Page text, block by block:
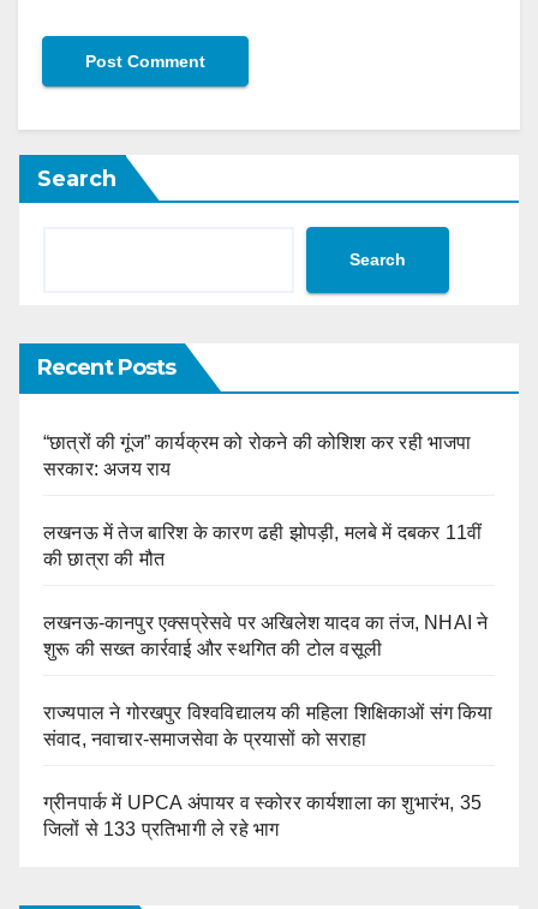
Search
Search
Recent Posts
“छात्रों की गूंज” कार्यक्रम को रोकने की कोशिश कर रही भाजपा
सरकार: अजय राय
लखनऊ में तेज बारिश के कारण ढही झोपड़ी, मलबे में दबकर 11वीं
की छात्रा की मौत
लखनऊ-कानपुर एक्सप्रेसवे पर अखिलेश यादव का तंज, NHAI ने
शुरू की सख्त कार्रवाई और स्थगित की टोल वसूली
राज्यपाल ने गोरखपुर विश्वविद्यालय की महिला शिक्षिकाओं संग किया
संवाद, नवाचार-समाजसेवा के प्रयासों को सराहा
ग्रीनपार्क में UPCA अंपायर व स्कोरर कार्यशाला का शुभारंभ, 35
जिलों से 133 प्रतिभागी ले रहे भाग